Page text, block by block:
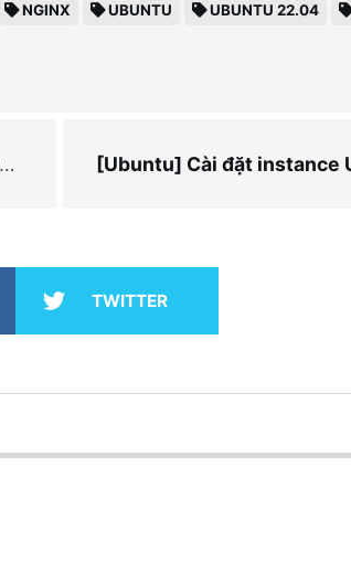
NGINX UBUNTU UBUNTU 22.04
TWITTER